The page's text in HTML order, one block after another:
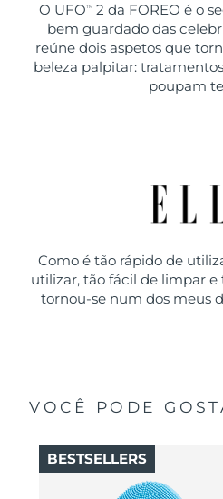
O UFO TM
2 da FOREO é o
bem guardado das
reúne dois aspetos que
beleza palpitar:
poupam
Como é tão rápido de
utilizar, tão fácil de limpar e
tornou-se num dos meus
VOCÊ PODE
BESTSELLERS